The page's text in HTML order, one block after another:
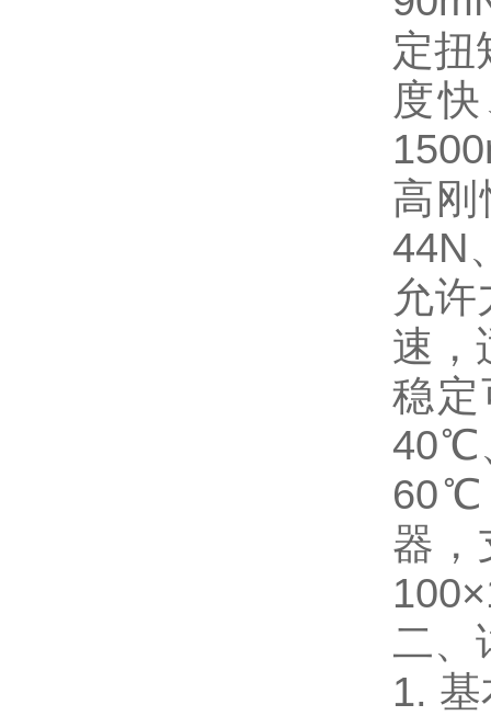
定扭
度
高
44N
允
速，
稳
40℃
60℃
器，
二、
1.